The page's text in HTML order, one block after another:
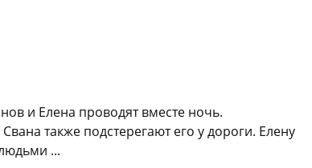
и Елена проводят вместе ночь.
также подстерегают его у дороги. Елену
...